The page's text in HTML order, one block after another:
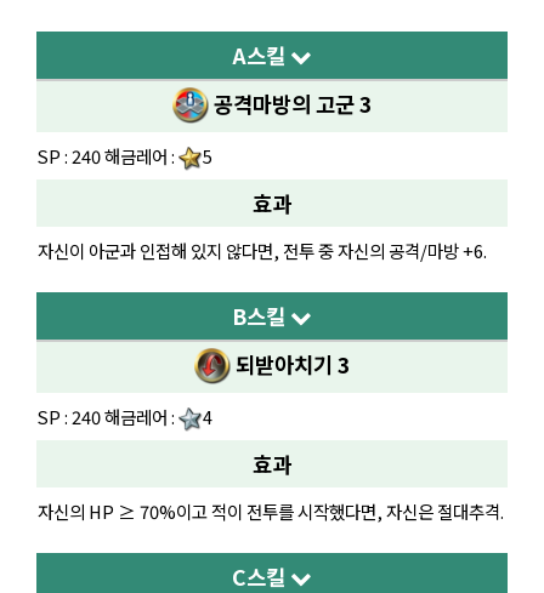
A스킬
공격마방의 고군 3
SP : 240 해금레어 : 5
효과
자신이 아군과 인접해 있지 않다면, 전투 중 자신의 공격/마방 +6.
B스킬
되받아치기 3
SP : 240 해금레어 : 4
효과
자신의 HP ≥ 70%이고 적이 전투를 시작했다면, 자신은 절대추격.
C스킬